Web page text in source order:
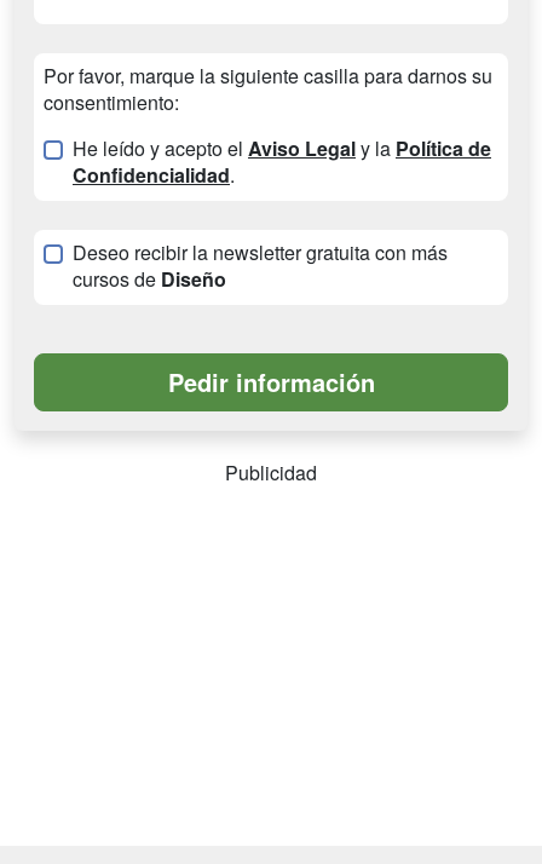
Por favor, marque la siguiente casilla para darnos su
consentimiento:
He leído y acepto el Aviso Legaly la Política de
Confidencialidad.
Deseo recibir la newsletter gratuita con más
cursos de Diseño
Publicidad